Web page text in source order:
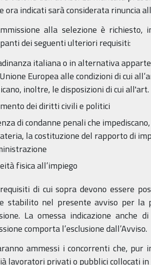
ora indicati sarà considerata rinuncia
alla selezione è
dei seguenti ulteriori requisiti:
italiana o in alternativa
Europea alle condizioni di cui
inoltre, le disposizioni di cui
dei diritti civili e politici
di condanne penali che
la costituzione del rapporto di
fisica all’impiego
di cui sopra devono essere
stabilito nel presente avviso per la
La omessa indicazione anche
comporta l’esclusione dall’Avviso.
ammessi i concorrenti che, pur
lavoratori privati o pubblici collocati in